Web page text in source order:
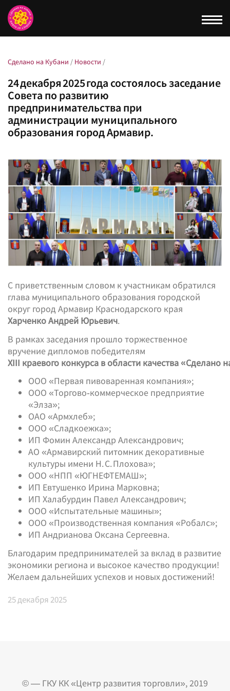
Сделано на Кубани / Новости /
24 декабря 2025 года состоялось заседание
Совета по развитию
предпринимательства при
администрации муниципального
образования город Армавир.
С приветственным словом к участникам обратился
глава муниципального образования городской
округ город Армавир Краснодарского края
Харченко Андрей Юрьевич.
В рамках заседания прошло торжественное
вручение дипломов победителям
XIII краевого конкурса в области качества «Сделано
ООО «Первая пивоваренная компания»;
ООО «Торгово‑коммерческое предприятие
«Элза»;
ОАО «Армхлеб»;
ООО «Сладкоежка»;
ИП Фомин Александр Александрович;
АО «Армавирский питомник декоративные
культуры имени Н. С. Плохова»;
ООО «НПП «ЮГНЕФТЕМАШ»;
ИП Евтушенко Ирина Марковна;
ИП Халабурдин Павел Александрович;
ООО «Испытательные машины»;
ООО «Производственная компания «Робалс»;
ИП Андрианова Оксана Сергеевна.
Благодарим предпринимателей за вклад в развитие
экономики региона и высокое качество продукции!
Желаем дальнейших успехов и новых достижений!
25декабря 2025
© — ГКУ КК «Центр развития торговли», 2019